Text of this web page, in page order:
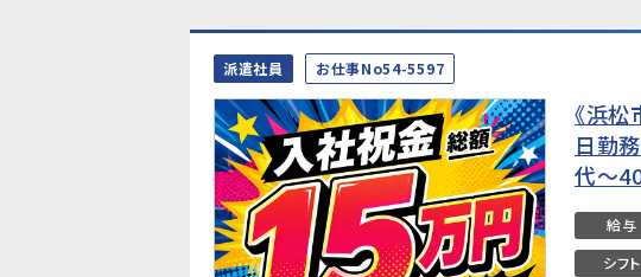
派遣社員 お仕事No54-5597
《浜
日勤
代〜
給与
シフト